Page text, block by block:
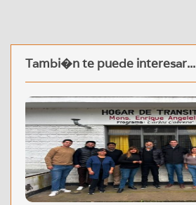
Tambi�n te puede interesar...